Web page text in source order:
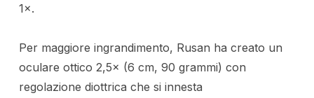
1×.
Per maggiore ingrandimento, Rusan ha creato un
oculare ottico 2,5× (6 cm, 90 grammi) con
regolazione diottrica che si innesta